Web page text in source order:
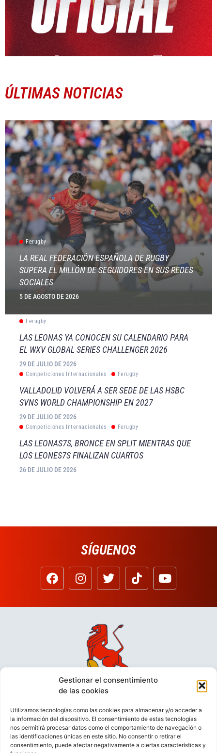
Gestionar el consentimiento
de las cookies
Utilizamos tecnologías como las cookies para almacenar y/o acceder a
la información del dispositivo. El consentimiento de estas tecnologías
nos permitirá procesar datos como el comportamiento de navegación o
las identificaciones únicas en este sitio. No consentir o retirar el
consentimiento, puede afectar negativamente a ciertas características y
ÚLTIMAS NOTICIAS
Ferugby
LA REAL FEDERACIÓN ESPAÑOLA DE RUGBY
SUPERA EL MILLÓN DE SEGUIDORES EN SUS REDES
SOCIALES
5 DE AGOSTO DE 2026
Ferugby
LAS LEONAS YA CONOCEN SU CALENDARIO PARA
EL WXV GLOBAL SERIES CHALLENGER 2026
29 DE JULIO DE 2026
Competiciones Internacionales Ferugby
VALLADOLID VOLVERÁ A SER SEDE DE LAS HSBC
SVNS WORLD CHAMPIONSHIP EN 2027
29 DE JULIO DE 2026
Competiciones Internacionales Ferugby
LAS LEONAS7S, BRONCE EN SPLIT MIENTRAS QUE
LOS LEONES7S FINALIZAN CUARTOS
26 DE JULIO DE 2026
SÍGUENOS